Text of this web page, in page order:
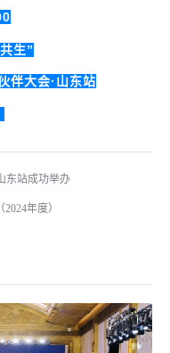
生”
伴大会·山东站
东站成功举办
年度）